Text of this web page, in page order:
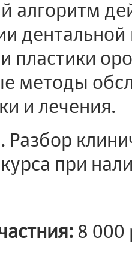
алгоритм
пластики
методы
и лечения.
Разбор
при
8 000